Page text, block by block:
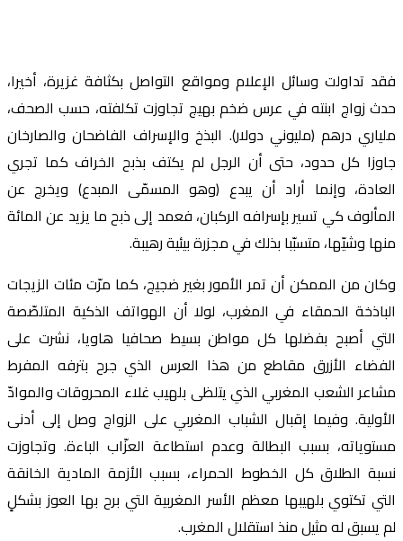
فقد تداولت وسائل الإعلام ومواقع التواصل بكثافة غزيرة، أخيرا،
حدث زواج ابنته في عرس ضخم بهيج تجاوزت تكلفته، حسب الصحف،
ملياري درهم (مليوني دولار). البذخ والإسراف الفاضحان والصارخان
جاوزا كل حدود، حتى أن الرجل لم يكتف بذبح الخراف كما تجري
العادة، وإنما أراد أن يبدع (وهو المسمّى المبدع) ويخرج عن
المألوف كي تسير بإسرافه الركبان، فعمد إلى ذبح ما يزيد عن المائة
منها وشيّها، متسبّبا بذلك في مجزرة بيئية رهيبة.
وكان من الممكن أن تمر الأمور بغير ضجيج، كما مرّت مئات الزيجات
الباذخة الحمقاء في المغرب، لولا أن الهواتف الذكية المتلصّصة
التي أصبح بفضلها كل مواطن بسيط صحافيا هاويا، نشرت على
الفضاء الأزرق مقاطع من هذا العرس الذي جرح بترفه المفرط
مشاعر الشعب المغربي الذي يتلظى بلهيب غلاء المحروقات والموادّ
الأولية. وفيما إقبال الشباب المغربي على الزواج وصل إلى أدنى
مستوياته، بسبب البطالة وعدم استطاعة العزّاب الباءة. وتجاوزت
نسبة الطلاق كل الخطوط الحمراء، بسبب الأزمة المادية الخانقة
التي تكتوي بلهيبها معظم الأسر المغربية التي برح بها العوز بشكلٍ
لم يسبق له مثيل منذ استقلال المغرب.